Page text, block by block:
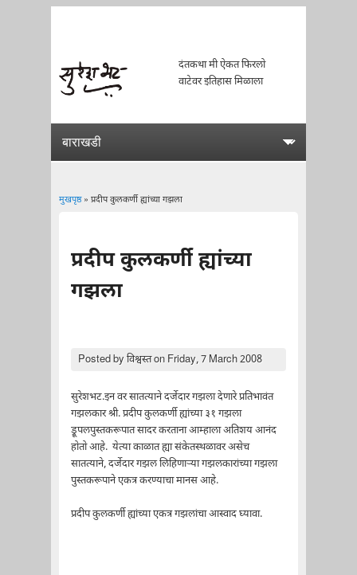
दंतकथा मी ऐकत फिरलो
वाटेवर इतिहास मिळाला
मुखपृष्ठ» प्रदीप कुलकर्णी ह्यांच्या गझला
प्रदीप कुलकर्णी ह्यांच्या
गझला
Posted byविश्वस्तon Friday, 7 March 2008
सुरेशभट.इन वर सातत्याने दर्जेदार गझला देणारे प्रतिभावंत
गझलकार श्री. प्रदीप कुलकर्णी ह्यांच्या ३१ गझला
ड्रूपलपुस्तकरूपात सादर करताना आम्हाला अतिशय आनंद
होतो आहे. येत्या काळात ह्या संकेतस्थळावर असेच
सातत्याने, दर्जेदार गझल लिहिणाऱ्या गझलकारांच्या गझला
पुस्तकरूपाने एकत्र करण्याचा मानस आहे.
प्रदीप कुलकर्णी ह्यांच्या एकत्र गझलांचा आस्वाद घ्यावा.